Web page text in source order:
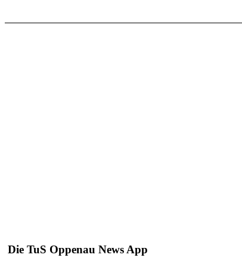
Die TuS Oppenau News App